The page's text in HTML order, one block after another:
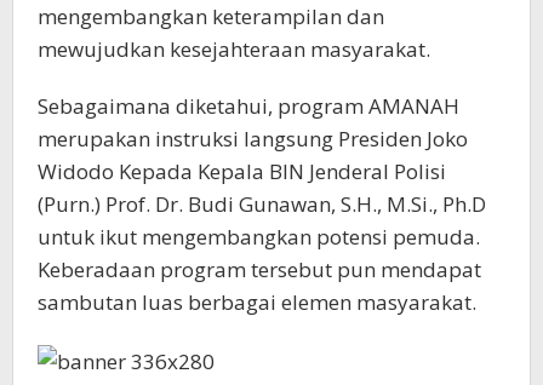
mengembangkan keterampilan dan
mewujudkan kesejahteraan masyarakat.
Sebagaimana diketahui, program AMANAH
merupakan instruksi langsung Presiden Joko
Widodo Kepada Kepala BIN Jenderal Polisi
(Purn.) Prof. Dr. Budi Gunawan, S.H., M.Si., Ph.D
untuk ikut mengembangkan potensi pemuda.
Keberadaan program tersebut pun mendapat
sambutan luas berbagai elemen masyarakat.